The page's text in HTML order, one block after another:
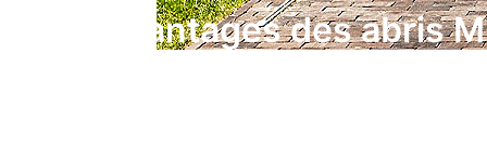
Avantages des abris